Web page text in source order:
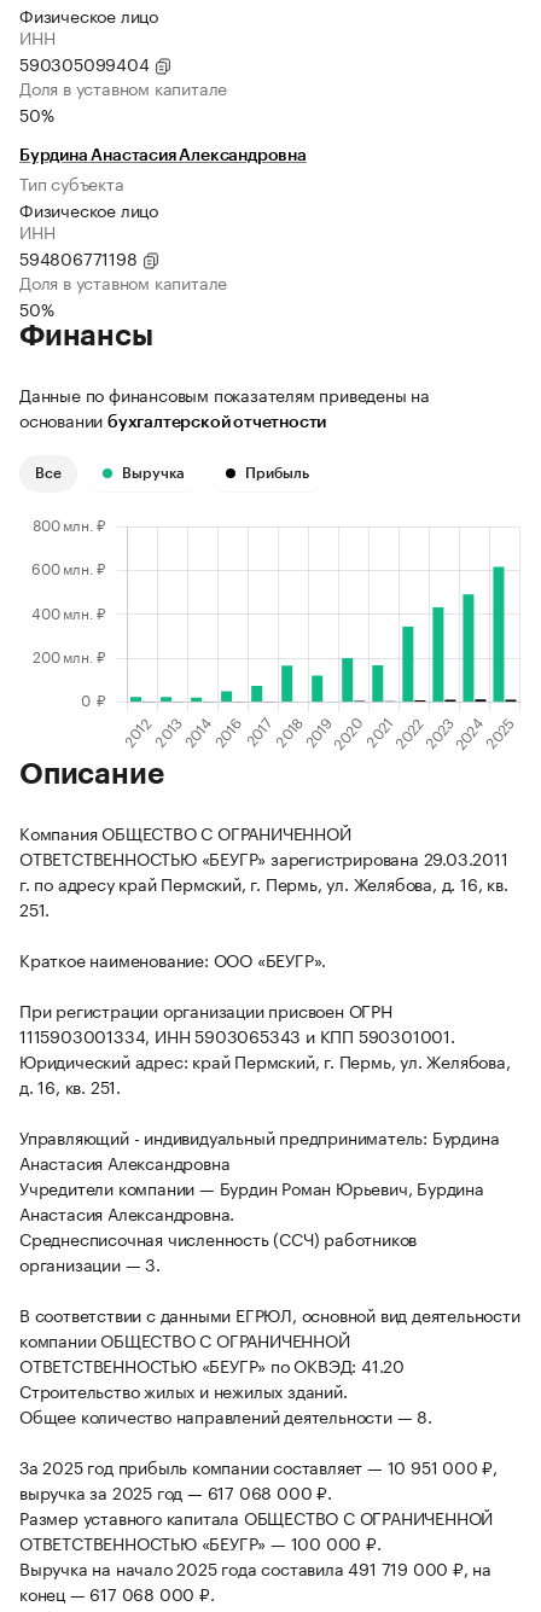
Физическое лицо
ИНН
590305099404
Доля в уставном капитале
50%
Бурдина Анастасия Александровна
Тип субъекта
Физическое лицо
ИНН
594806771198
Доля в уставном капитале
50%
Финансы
Данные по финансовым показателям приведены на
основании бухгалтерской отчетности
Все Выручка Прибыль
Описание
Компания ОБЩЕСТВО С ОГРАНИЧЕННОЙ
ОТВЕТСТВЕННОСТЬЮ «БЕУГР» зарегистрирована 29.03.2011
г. по адресу край Пермский, г. Пермь, ул. Желябова, д. 16, кв.
251.
Краткое наименование: ООО «БЕУГР».
При регистрации организации присвоен ОГРН
1115903001334, ИНН 5903065343 и КПП 590301001.
Юридический адрес: край Пермский, г. Пермь, ул. Желябова,
д. 16, кв. 251.
Управляющий - индивидуальный предприниматель: Бурдина
Анастасия Александровна
Учредители компании — Бурдин Роман Юрьевич, Бурдина
Анастасия Александровна.
Среднесписочная численность (ССЧ) работников
организации — 3.
В соответствии с данными ЕГРЮЛ, основной вид деятельности
компании ОБЩЕСТВО С ОГРАНИЧЕННОЙ
ОТВЕТСТВЕННОСТЬЮ «БЕУГР» по ОКВЭД: 41.20
Строительство жилых и нежилых зданий.
Общее количество направлений деятельности — 8.
За 2025 год прибыль компании составляет — 10 951 000 ₽,
выручка за 2025 год — 617 068 000 ₽.
Размер уставного капитала ОБЩЕСТВО С ОГРАНИЧЕННОЙ
ОТВЕТСТВЕННОСТЬЮ «БЕУГР» — 100 000 ₽.
Выручка на начало 2025 года составила 491 719 000 ₽, на
конец — 617 068 000 ₽.